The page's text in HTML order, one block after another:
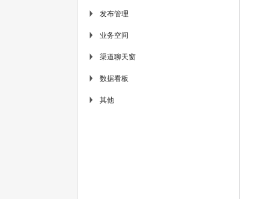
▶ 发布管理
▶ 业务空间
▶ 渠道聊天窗
▶ 数据看板
▶ 其他